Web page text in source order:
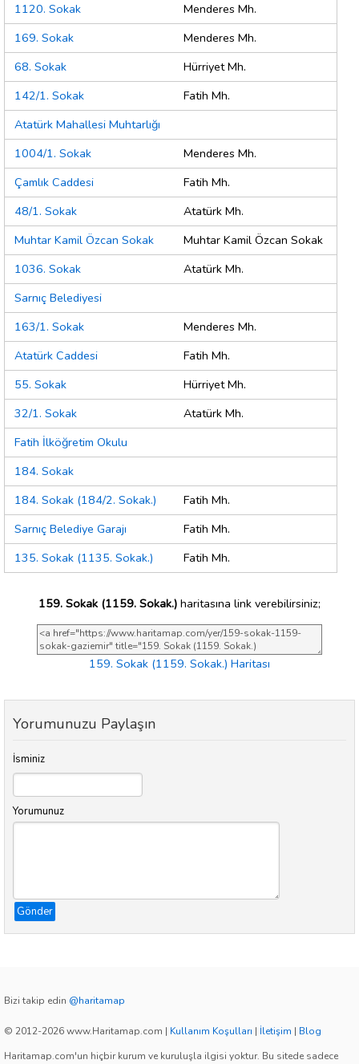
1120. Sokak
Menderes Mh.
169. Sokak
Menderes Mh.
68. Sokak
Hürriyet Mh.
142/1. Sokak
Fatih Mh.
Atatürk Mahallesi Muhtarlığı
1004/1. Sokak
Menderes Mh.
Çamlık Caddesi
Fatih Mh.
48/1. Sokak
Atatürk Mh.
Muhtar Kamil Özcan Sokak
Muhtar Kamil Özcan Sokak
1036. Sokak
Atatürk Mh.
Sarnıç Belediyesi
163/1. Sokak
Menderes Mh.
Atatürk Caddesi
Fatih Mh.
55. Sokak
Hürriyet Mh.
32/1. Sokak
Atatürk Mh.
Fatih İlköğretim Okulu
184. Sokak
184. Sokak (184/2. Sokak.)
Fatih Mh.
Sarnıç Belediye Garajı
Fatih Mh.
135. Sokak (1135. Sokak.)
Fatih Mh.
159. Sokak (1159. Sokak.) haritasına link verebilirsiniz;
159. Sokak (1159. Sokak.) Haritası
Yorumunuzu Paylaşın
İsminiz
Yorumunuz
Gönder
Bizi takip edin @haritamap
© 2012-2026 www.Haritamap.com | Kullanım Koşulları | İletişim | Blog
Haritamap.com'un hiçbir kurum ve kuruluşla ilgisi yoktur. Bu sitede sadece